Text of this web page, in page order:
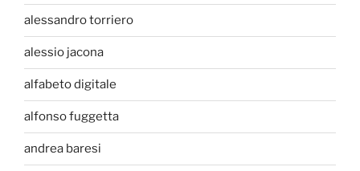
alessandro torriero
alessio jacona
alfabeto digitale
alfonso fuggetta
andrea baresi